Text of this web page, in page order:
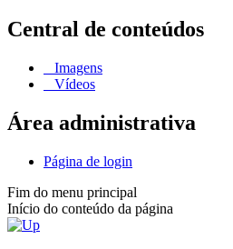
Central de conteúdos
Imagens
Vídeos
Área administrativa
Página de login
Fim do menu principal
Início do conteúdo da página